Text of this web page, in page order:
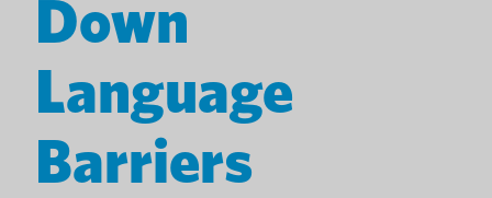
Down
Language
Barriers